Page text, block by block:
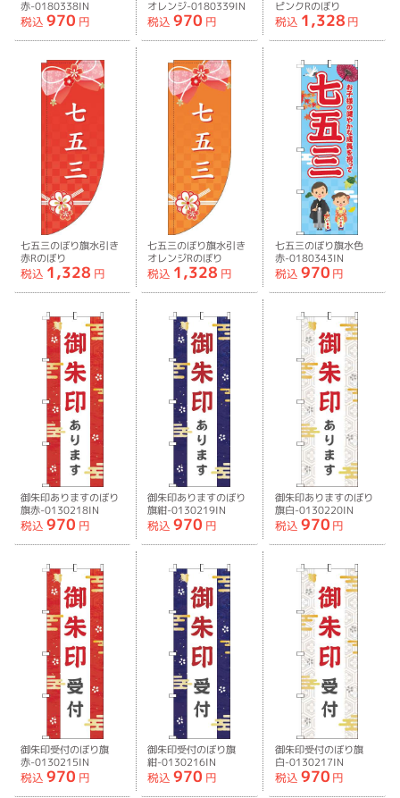
赤-0180338IN
税込 970 円
オレンジ-0180339IN
税込 970 円
ピンクRのぼり
旗-0180340RIN
税込 1,328 円
七五三のぼり旗水引き
赤Rのぼり
旗-0180341RIN
税込 1,328 円
七五三のぼり旗水引き
オレンジRのぼり
旗-0180342RIN
税込 1,328 円
七五三のぼり旗水色
赤-0180343IN
税込 970 円
御朱印ありますのぼり
旗赤-0130218IN
税込 970 円
御朱印ありますのぼり
旗紺-0130219IN
税込 970 円
御朱印ありますのぼり
旗白-0130220IN
税込 970 円
御朱印受付のぼり旗
赤-0130215IN
税込 970 円
御朱印受付のぼり旗
紺-0130216IN
税込 970 円
御朱印受付のぼり旗
白-0130217IN
税込 970 円